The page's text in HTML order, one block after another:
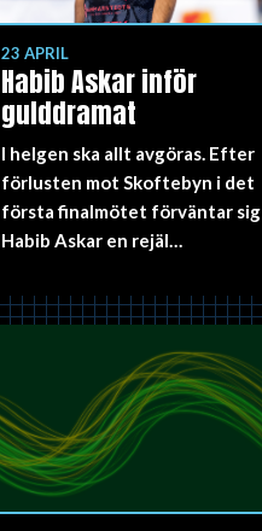
23 APRIL
Habib Askar inför
gulddramat
I helgen ska allt avgöras. Efter
förlusten mot Skoftebyn i det
första finalmötet förväntar sig
Habib Askar en rejäl…